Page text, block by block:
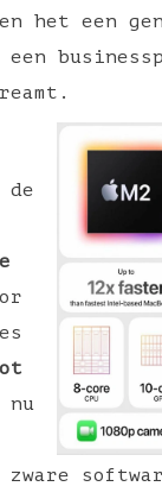
het een
een
de
zware